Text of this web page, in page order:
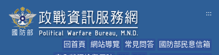
:::
回首頁 網站導覽 常見問答
國防部民意信箱